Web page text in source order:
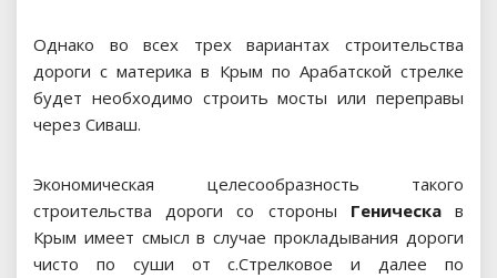
Однако во всех трех вариантах строительства
дороги с материка в Крым по Арабатской стрелке
будет необходимо строить мосты или переправы
через Сиваш.
Экономическая целесообразность такого
строительства дороги со стороны Геническав
Крым имеет смысл в случае прокладывания дороги
чисто по суши от с.Стрелковое и далее по